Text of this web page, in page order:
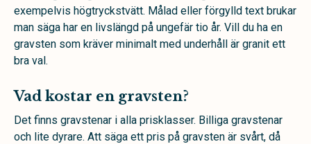
exempelvis högtryckstvätt. Målad eller förgylld text brukar
man säga har en livslängd på ungefär tio år. Vill du ha en
gravsten som kräver minimalt med underhåll är granit ett
bra val.
Vad kostar en gravsten?
Det finns gravstenar i alla prisklasser. Billiga gravstenar
och lite dyrare. Att säga ett pris på gravsten är svårt, då